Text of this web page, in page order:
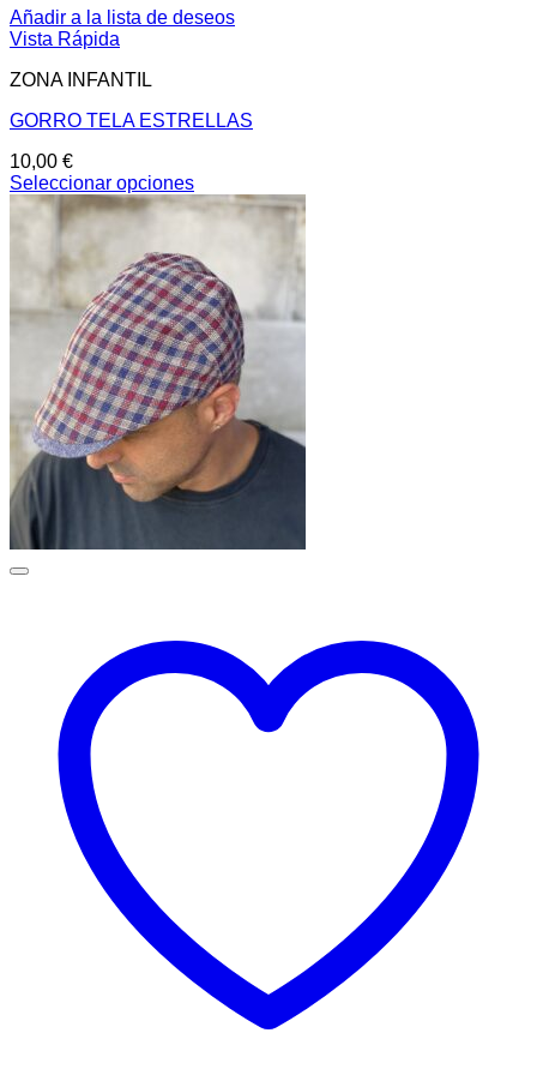
Añadir a la lista de deseos
Vista Rápida
ZONA INFANTIL
GORRO TELA ESTRELLAS
10,00 €
Seleccionar opciones
Este
producto
múltiples
Las
opciones
pueden
elegir
en
página
de
producto